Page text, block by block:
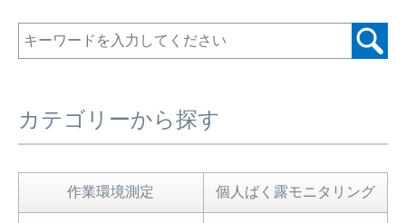
カテゴリーから探す
作業環境測定 個人ばく露モニタリング